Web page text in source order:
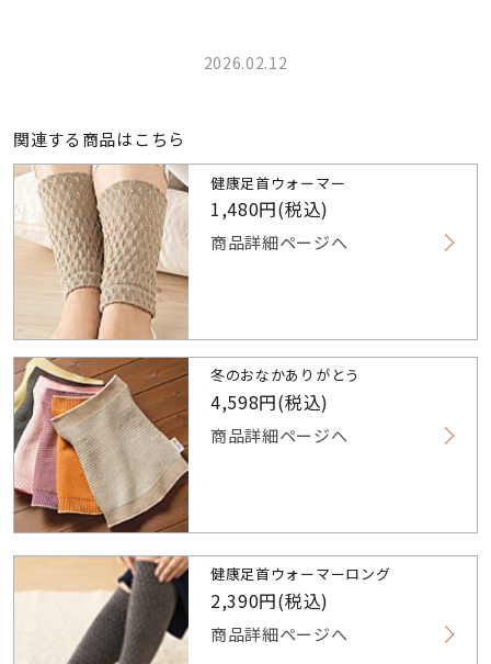
2026.02.12
関連する商品はこちら
健康足首ウォーマー
1,480円(税込)
商品詳細ページへ
冬のおなかありがとう
4,598円(税込)
商品詳細ページへ
健康足首ウォーマーロング
2,390円(税込)
商品詳細ページへ